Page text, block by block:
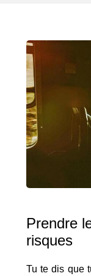
Prendre
risques
Tu te dis que